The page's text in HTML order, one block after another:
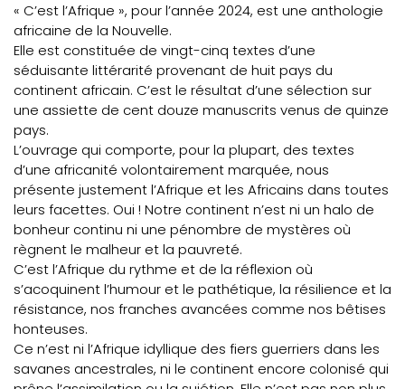
« C’est l’Afrique », pour l’année 2024, est une anthologie
africaine de la Nouvelle.
Elle est constituée de vingt-cinq textes d’une
séduisante littérarité provenant de huit pays du
continent africain. C’est le résultat d’une sélection sur
une assiette de cent douze manuscrits venus de quinze
pays.
L’ouvrage qui comporte, pour la plupart, des textes
d’une africanité volontairement marquée, nous
présente justement l’Afrique et les Africains dans toutes
leurs facettes. Oui ! Notre continent n’est ni un halo de
bonheur continu ni une pénombre de mystères où
règnent le malheur et la pauvreté.
C’est l’Afrique du rythme et de la réflexion où
s’acoquinent l’humour et le pathétique, la résilience et la
résistance, nos franches avancées comme nos bêtises
honteuses.
Ce n’est ni l’Afrique idyllique des fiers guerriers dans les
savanes ancestrales, ni le continent encore colonisé qui